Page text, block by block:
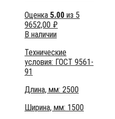
Оценка 5.00 из 5
9652,00 ₽
В наличии
Технические
условия: ГОСТ 9561-
91
Длина, мм: 2500
Ширина, мм: 1500